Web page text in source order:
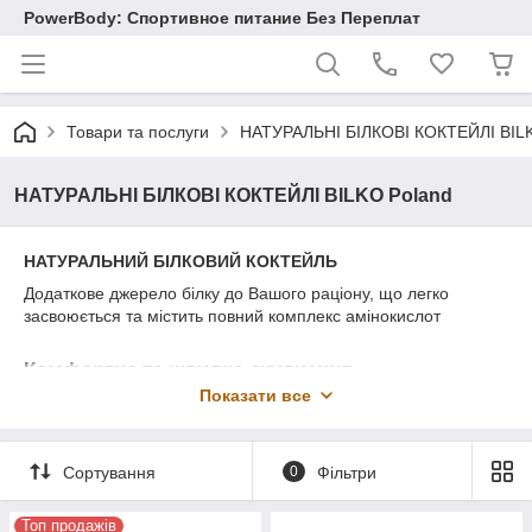
PowerBody: Спортивное питание Без Переплат
Товари та послуги НАТУРАЛЬНІ БІЛКОВІ КОКТЕЙЛІ
НАТУРАЛЬНІ БІЛКОВІ КОКТЕЙЛІ BILKO Poland
НАТУРАЛЬНИЙ БІЛКОВИЙ КОКТЕЙЛЬ
Додаткове джерело білку до Вашого раціону, що легко
засвоюється та містить повний комплекс амінокислот
Комфортне та швидке схуднення
Завдяки приємному смаку та пригніченню апетиту ти будеш
чудовим зовнішнім виглядом.
Показати все
Сортування 0 Фільтри
Топ продажів